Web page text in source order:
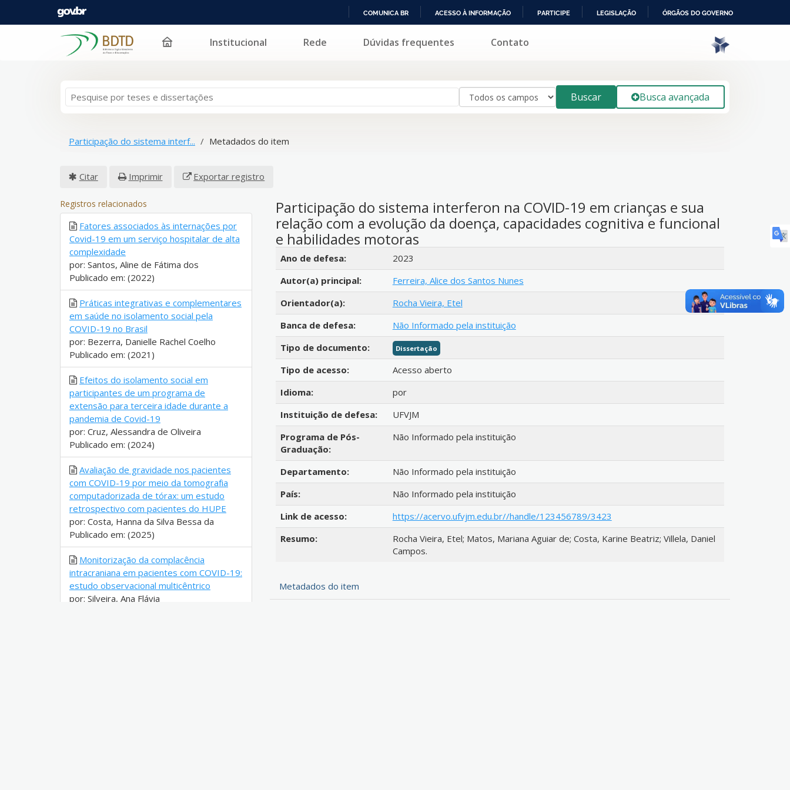
PARA
COMUNICA BR ACESSO À INFORMAÇÃO PARTICIPE LEGISLAÇÃO ÓRGÃOS DO GOVERNO
Pular para o conteúdo Institucional Rede Dúvidas frequentes Contato
Buscar Busca avançada
Participação do sistema interf... Metadados do item
Citar Imprimir Exportar registro
Participação do sistema interferon na COVID-19 em crianças e sua
relação com a evolução da doença, capacidades cognitiva e funcional
e habilidades motoras
Detalhes bibliográficos
Ano de defesa:
2023
Autor(a) principal:
Ferreira, Alice dos Santos Nunes
Orientador(a):
Rocha Vieira, Etel
Banca de defesa:
Não Informado pela instituição
Tipo de documento:
Dissertação
Tipo de acesso:
Acesso aberto
Idioma:
por
Instituição de defesa:
UFVJM
Programa de Pós-
Graduação:
Não Informado pela instituição
Departamento:
Não Informado pela instituição
País:
Não Informado pela instituição
Link de acesso:
https://acervo.ufvjm.edu.br//handle/123456789/3423
Resumo:
Rocha Vieira, Etel; Matos, Mariana Aguiar de; Costa, Karine Beatriz; Villela, Daniel
Campos.
Metadados do item
Registros relacionados
Fatores associados às internações por
Covid-19 em um serviço hospitalar de alta
complexidade
por: Santos, Aline de Fátima dos
Publicado em: (2022)
Práticas integrativas e complementares
em saúde no isolamento social pela
COVID-19 no Brasil
por: Bezerra, Danielle Rachel Coelho
Publicado em: (2021)
Efeitos do isolamento social em
participantes de um programa de
extensão para terceira idade durante a
pandemia de Covid-19
por: Cruz, Alessandra de Oliveira
Publicado em: (2024)
Avaliação de gravidade nos pacientes
com COVID-19 por meio da tomografia
computadorizada de tórax: um estudo
retrospectivo com pacientes do HUPE
por: Costa, Hanna da Silva Bessa da
Publicado em: (2025)
Monitorização da complacência
intracraniana em pacientes com COVID-19:
estudo observacional multicêntrico
por: Silveira, Ana Flávia